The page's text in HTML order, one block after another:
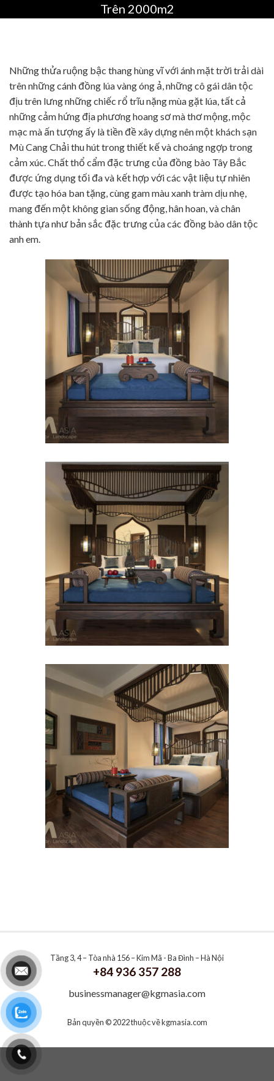
Trên 2000m2
Những thửa ruộng bậc thang hùng vĩ với ánh mặt trời trải dài
trên những cánh đồng lúa vàng óng ả, những cô gái dân tộc
địu trên lưng những chiếc rổ trĩu nặng mùa gặt lúa, tất cả
những cảm hứng địa phương hoang sơ mà thơ mộng, mộc
mạc mà ấn tượng ấy là tiền đề xây dựng nên một khách sạn
Mù Cang Chải thu hút trong thiết kế và choáng ngợp trong
cảm xúc. Chất thổ cẩm đặc trưng của đồng bào Tây Bắc
được ứng dụng tối đa và kết hợp với các vật liệu tự nhiên
được tạo hóa ban tặng, cùng gam màu xanh tràm dịu nhẹ,
mang đến một không gian sống động, hân hoan, và chân
thành tựa như bản sắc đặc trưng của các đồng bào dân tộc
anh em.
Tầng 3, 4 – Tòa nhà 156 – Kim Mã - Ba Đình – Hà Nội
+84 936 357 288
businessmanager@kgmasia.com
Bản quyền © 2022 thuộc vềkgmasia.com